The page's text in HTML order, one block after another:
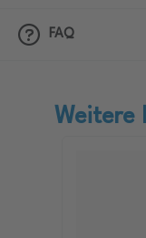
FAQ
Weitere